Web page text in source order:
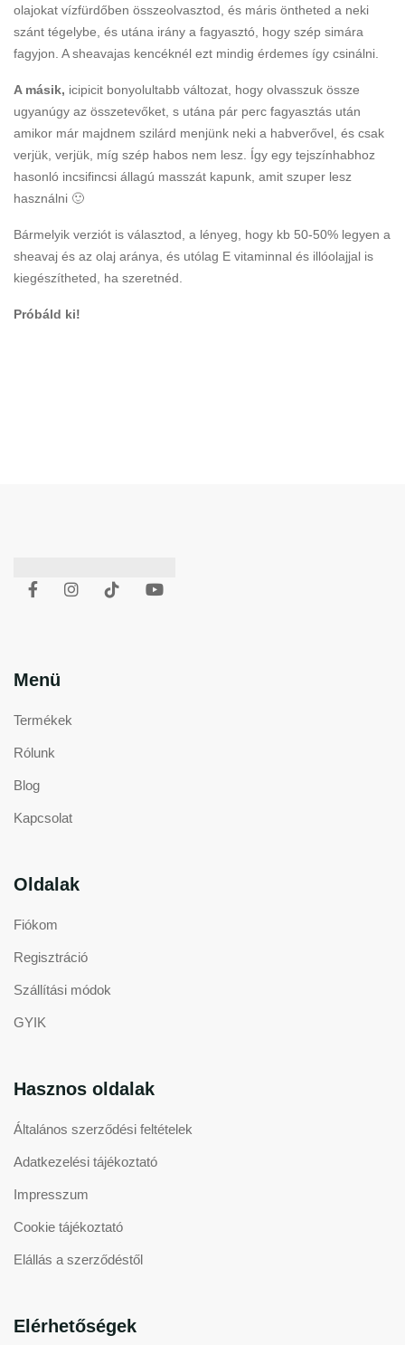
olajokat vízfürdőben összeolvasztod, és máris öntheted a neki
szánt tégelybe, és utána irány a fagyasztó, hogy szép simára
fagyjon. A sheavajas kencéknél ezt mindig érdemes így csinálni.
A másik, icipicit bonyolultabb változat, hogy olvasszuk össze
ugyanúgy az összetevőket, s utána pár perc fagyasztás után
amikor már majdnem szilárd menjünk neki a habverővel, és csak
verjük, verjük, míg szép habos nem lesz. Így egy tejszínhabhoz
hasonló incsifincsi állagú masszát kapunk, amit szuper lesz
használni 🙂
Bármelyik verziót is választod, a lényeg, hogy kb 50-50% legyen a
sheavaj és az olaj aránya, és utólag E vitaminnal és illóolajjal is
kiegészítheted, ha szeretnéd.
Próbáld ki!
Menü
Termékek
Rólunk
Blog
Kapcsolat
Oldalak
Fiókom
Regisztráció
Szállítási módok
GYIK
Hasznos oldalak
Általános szerződési feltételek
Adatkezelési tájékoztató
Impresszum
Cookie tájékoztató
Elállás a szerződéstől
Elérhetőségek